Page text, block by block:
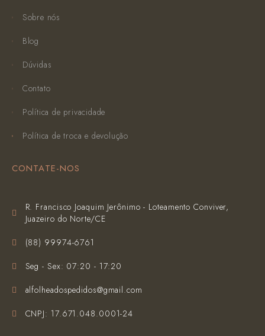
Sobre nós
Blog
Dúvidas
Contato
Política de privacidade
Política de troca e devolução
CONTATE-NOS
R. Francisco Joaquim Jerônimo - Loteamento Conviver,
Juazeiro do Norte/CE
(‪88) 99974-6761‬
Seg - Sex: 07:20 - 17:20
alfolheadospedidos@gmail.com
CNPJ: 17.671.048.0001-24